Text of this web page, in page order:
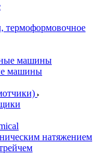
термоформовочное
машины
машины
натяжением